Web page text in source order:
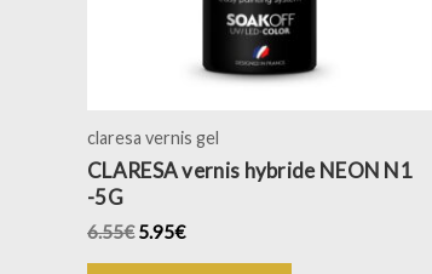
claresa vernis gel
CLARESA vernis hybride NEON N1
-5G
6.55€ 5.95€